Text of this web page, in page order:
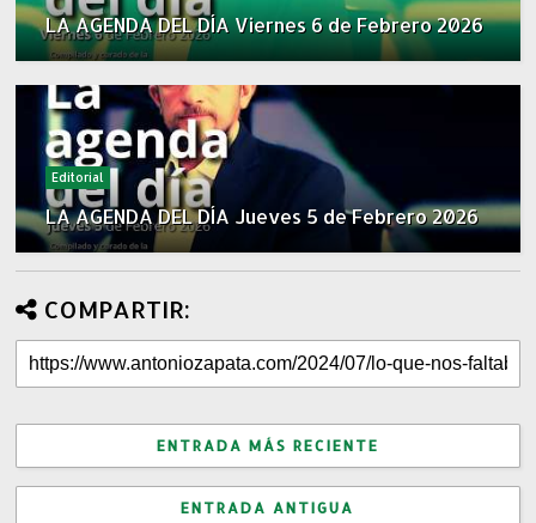
LA AGENDA DEL DÍA Viernes 6 de Febrero 2026
Editorial
LA AGENDA DEL DÍA Jueves 5 de Febrero 2026
COMPARTIR:
ENTRADA MÁS RECIENTE
ENTRADA ANTIGUA